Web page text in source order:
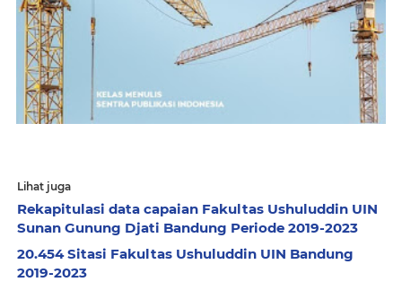
Lihat juga
Rekapitulasi data capaian Fakultas Ushuluddin UIN
Sunan Gunung Djati Bandung Periode 2019-2023
20.454 Sitasi Fakultas Ushuluddin UIN Bandung
2019-2023